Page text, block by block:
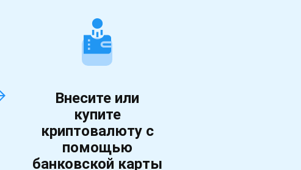
Внесите или
купите
криптовалюту с
помощью
банковской карты